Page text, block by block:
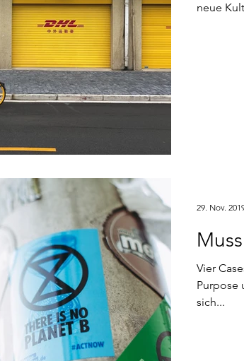
neue
Vier
Purpose
sich...
29. Nov.